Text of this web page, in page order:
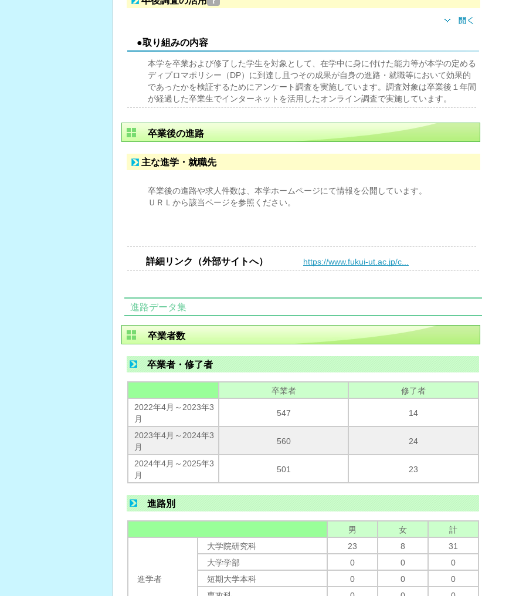
●取り組みの内容
本学を卒業および修了した学生を対象として、在学中に身に付けた能力等が本学の定める
ディプロマポリシー（DP）に到達し且つその成果が自身の進路・就職等において効果的
であったかを検証するためにアンケート調査を実施しています。調査対象は卒業後１年間
が経過した卒業生でインターネットを活用したオンライン調査で実施しています。
卒業後の進路
主な進学・就職先
卒業後の進路や求人件数は、本学ホームページにて情報を公開しています。
ＵＲＬから該当ページを参照ください。
詳細リンク（外部サイトへ） https://www.fukui-ut.ac.jp/c...
進路データ集
卒業者数
卒業者・修了者
卒業者
修了者
2022年4月～2023年3
月
547 14
2023年4月～2024年3
月
560 24
2024年4月～2025年3
月
501 23
進路別
男 女 計
進学者
大学院研究科 23 8
31
大学学部
0 0
0
短期大学本科
0 0
0